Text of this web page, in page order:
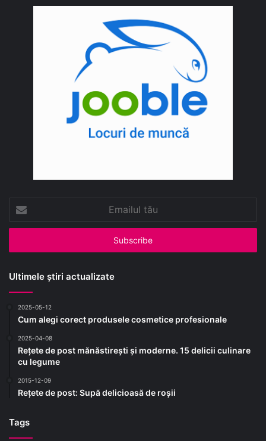
Emailul
tău
Ultimele știri actualizate
2025-05-12
Cum alegi corect produsele cosmetice profesionale
2025-04-08
Rețete de post mănăstirești și moderne. 15 delicii culinare
cu legume
2015-12-09
Rețete de post: Supă delicioasă de roșii
Tags